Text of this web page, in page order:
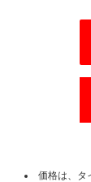
OPTIONS
価格は、タ